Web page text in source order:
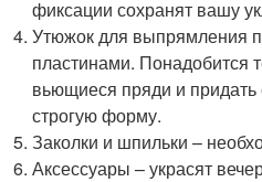
фиксации сохранят вашу
Утюжок для выпрямления
пластинами. Понадобится
вьющиеся пряди и придать
строгую форму.
Заколки и шпильки –
Аксессуары – украсят